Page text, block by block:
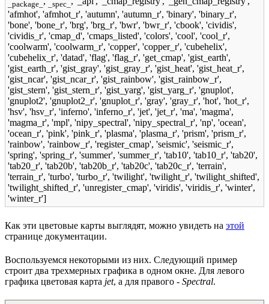
_package_ _spec_
'afmhot', 'afmhot_r', 'autumn', 'autumn_r', 'binary', 'binary_r',
'bone', 'bone_r', 'brg', 'brg_r', 'bwr', 'bwr_r', 'cbook', 'cividis',
'cividis_r', 'cmap_d', 'cmaps_listed', 'colors', 'cool', 'cool_r',
'coolwarm', 'coolwarm_r', 'copper', 'copper_r', 'cubehelix',
'cubehelix_r', 'datad', 'flag', 'flag_r', 'get_cmap', 'gist_earth',
'gist_earth_r', 'gist_gray', 'gist_gray_r', 'gist_heat', 'gist_heat_r',
'gist_ncar', 'gist_ncar_r', 'gist_rainbow', 'gist_rainbow_r',
'gist_stern', 'gist_stern_r', 'gist_yarg', 'gist_yarg_r', 'gnuplot',
'gnuplot2', 'gnuplot2_r', 'gnuplot_r', 'gray', 'gray_r', 'hot', 'hot_r',
'hsv', 'hsv_r', 'inferno', 'inferno_r', 'jet', 'jet_r', 'ma', 'magma',
'magma_r', 'mpl', 'nipy_spectral', 'nipy_spectral_r', 'np', 'ocean',
'ocean_r', 'pink', 'pink_r', 'plasma', 'plasma_r', 'prism', 'prism_r',
'rainbow', 'rainbow_r', 'register_cmap', 'seismic', 'seismic_r',
'spring', 'spring_r', 'summer', 'summer_r', 'tab10', 'tab10_r', 'tab20',
'tab20_r', 'tab20b', 'tab20b_r', 'tab20c', 'tab20c_r', 'terrain',
'terrain_r', 'turbo', 'turbo_r', 'twilight', 'twilight_r', 'twilight_shifted',
'twilight_shifted_r', 'unregister_cmap', 'viridis', 'viridis_r', 'winter',
'winter_r']
Как эти цветовые карты выглядят, можно увидеть на этой
странице документации.
Воспользуемся некоторыми из них. Следующий пример
строит два трехмерных графика в одном окне. Для левого
графика цветовая карта jet, а для правого - Spectral.